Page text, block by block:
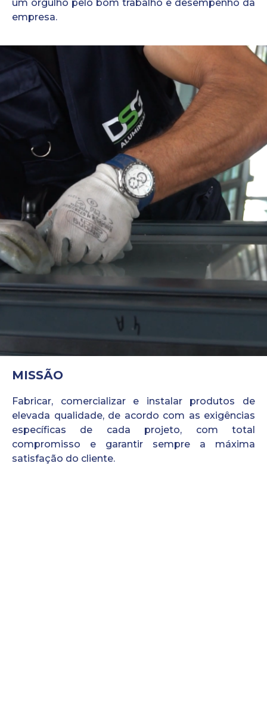
um orgulho pelo bom trabalho e desempenho da
empresa.
MISSÃO
Fabricar, comercializar e instalar produtos de
elevada qualidade, de acordo com as exigências
específicas de cada projeto, com total
compromisso e garantir sempre a máxima
satisfação do cliente.